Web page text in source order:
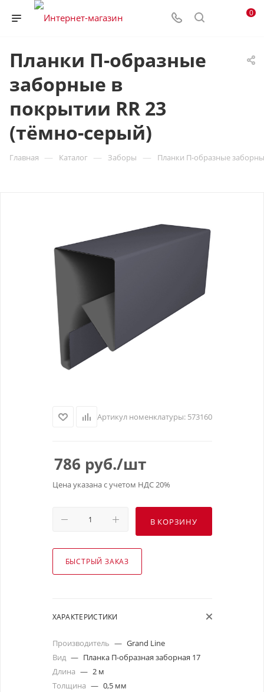
0
Планки П-образные
заборные в
покрытии RR 23
(тёмно-серый)
Главная — Каталог — Заборы — Планки П-образные
Артикул номенклатуры: 573160
786 руб./шт
Цена указана с учетом НДС 20%
В КОРЗИНУ
БЫСТРЫЙ ЗАКАЗ
ХАРАКТЕРИСТИКИ
Производитель — Grand Line
Вид — Планка П-образная заборная 17
Длина — 2 м
Толщина — 0,5 мм